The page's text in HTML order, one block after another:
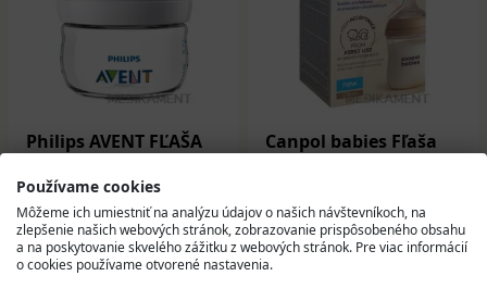
Philips AVENT FĽAŠA
priehľadná 0m cumlík
s prvým prietokom 1
ks
10,41 €
Na sklade
Canpol babies Fľaša
dvojzónovým
cumlíkom 0m+ 1 ks
6,65 €
Používame cookies
Môžeme ich umiestniť na analýzu údajov o našich návštevníkoch, na
zlepšenie našich webových stránok, zobrazovanie prispôsobeného obsahu
a na poskytovanie skvelého zážitku z webových stránok. Pre viac informácií
o cookies používame otvorené nastavenia.